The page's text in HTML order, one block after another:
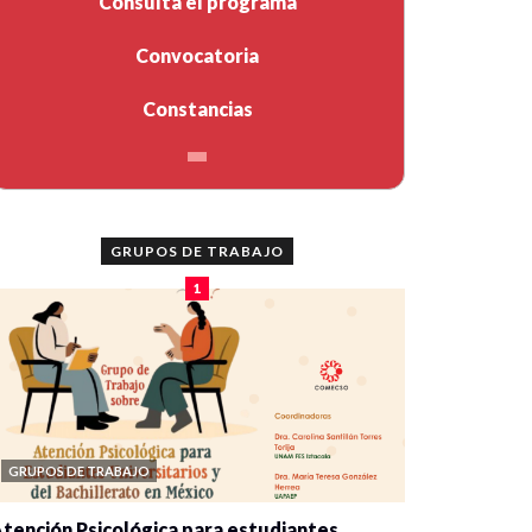
Convocatoria
Constancias
GRUPOS DE TRABAJO
1
GRUPOS DE TRABAJO